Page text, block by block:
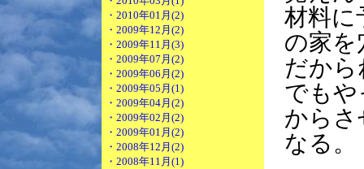
・2010年01月(2)
・2009年12月(2)
・2009年11月(3)
・2009年07月(2)
・2009年06月(2)
・2009年05月(1)
・2009年04月(2)
・2009年02月(2)
・2009年01月(2)
・2008年12月(2)
・2008年11月(1)
材料に
の家を
だから
でも
から
なる。